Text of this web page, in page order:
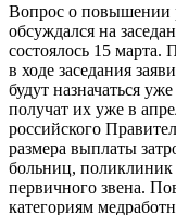
Вопрос о повышении
обсуждался на
состоялось 15
в ходе заседания
будут назначаться
получат их уже в
российского
размера выплаты
больниц,
первичного звена.
категориям